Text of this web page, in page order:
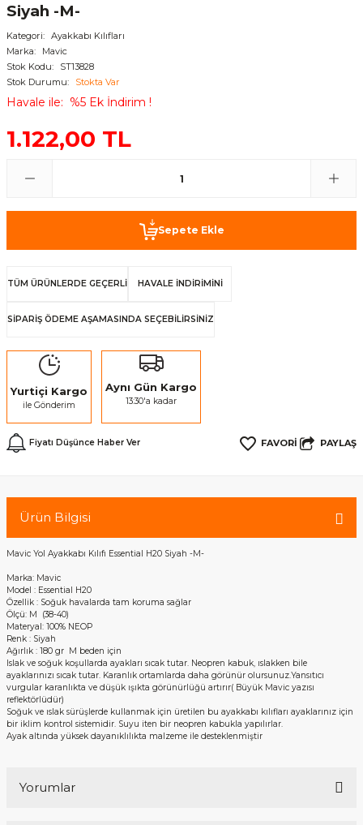
Siyah -M-
Kategori
Ayakkabı Kılıfları
Marka
Mavic
Stok Kodu
ST13828
Stok Durumu
Stokta Var
Havale ile %5 Ek İndirim !
1.122,00 TL
Sepete Ekle
TÜM ÜRÜNLERDE GEÇERLİ HAVALE İNDİRİMİNİ
SİPARİŞ ÖDEME AŞAMASINDA SEÇEBİLİRSİNİZ
Yurtiçi Kargo
ile Gönderim
Aynı Gün Kargo
13:30'a kadar
Fiyatı Düşünce Haber Ver PAYLAŞ
Ürün Bilgisi
Mavic Yol Ayakkabı Kılıfı Essential H20 Siyah -M-
Marka: Mavic
Model : Essential H20
Özellik : Soğuk havalarda tam koruma sağlar
Ölçü: M (38-40)
Materyal: 100% NEOP
Renk : Siyah
Ağırlık : 180 gr M beden için
Islak ve soğuk koşullarda ayakları sıcak tutar. Neopren kabuk, ıslakken bile
ayaklarınızı sıcak tutar. Karanlık ortamlarda daha görünür olursunuz.Yansıtıcı
vurgular karanlıkta ve düşük ışıkta görünürlüğü artırır( Büyük Mavic yazısı
reflektörlüdür)
Soğuk ve ıslak sürüşlerde kullanmak için üretilen bu ayakkabı kılıfları ayaklarınız için
bir iklim kontrol sistemidir. Suyu iten bir neopren kabukla yapılırlar.
Ayak altında yüksek dayanıklılıkta malzeme ile desteklenmiştir
Yorumlar